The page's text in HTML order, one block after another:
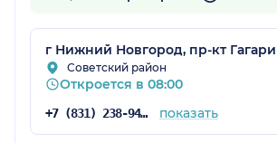
г Нижний Новгород, пр-кт
Советский район
Откроется в 08:00
+7 (831) 238-94-87 показать